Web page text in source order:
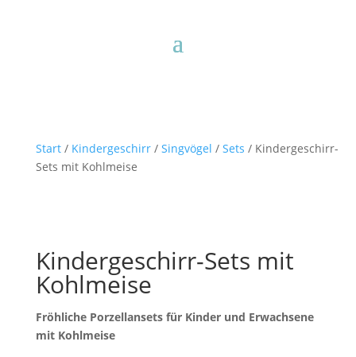
Start/ Kindergeschirr/ Singvögel / Sets / Kindergeschirr-
Sets mit Kohlmeise
Kindergeschirr-Sets mit
Kohlmeise
Fröhliche Porzellansets für Kinder und Erwachsene
mit Kohlmeise